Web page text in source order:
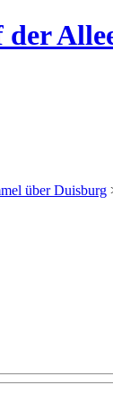
der
über Duisburg